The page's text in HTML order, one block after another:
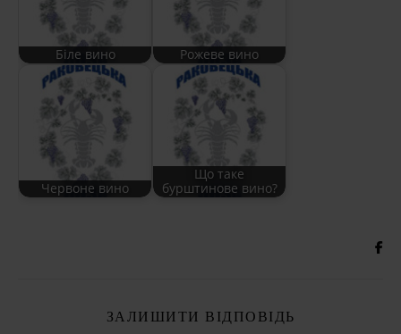
Біле вино Рожеве вино
Червоне вино
Що таке
бурштинове вино?
ЗАЛИШИТИ ВІДПОВІДЬ